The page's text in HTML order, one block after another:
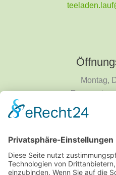
Montag,
Donnerstag
9 -